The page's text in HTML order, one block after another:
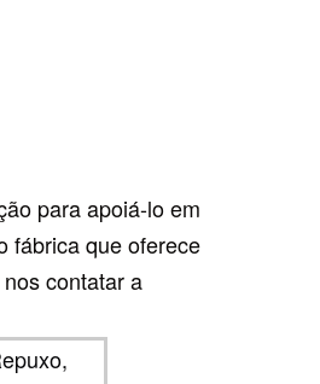
para apoiá-lo em
fábrica que oferece
contatar a